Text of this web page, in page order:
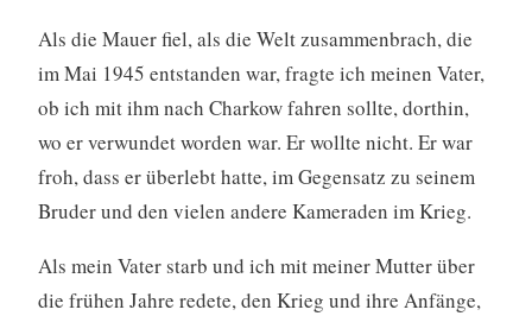
Als die Mauer fiel, als die Welt zusammenbrach, die
im Mai 1945 entstanden war, fragte ich meinen Vater,
ob ich mit ihm nach Charkow fahren sollte, dorthin,
wo er verwundet worden war. Er wollte nicht. Er war
froh, dass er überlebt hatte, im Gegensatz zu seinem
Bruder und den vielen andere Kameraden im Krieg.
Als mein Vater starb und ich mit meiner Mutter über
die frühen Jahre redete, den Krieg und ihre Anfänge,